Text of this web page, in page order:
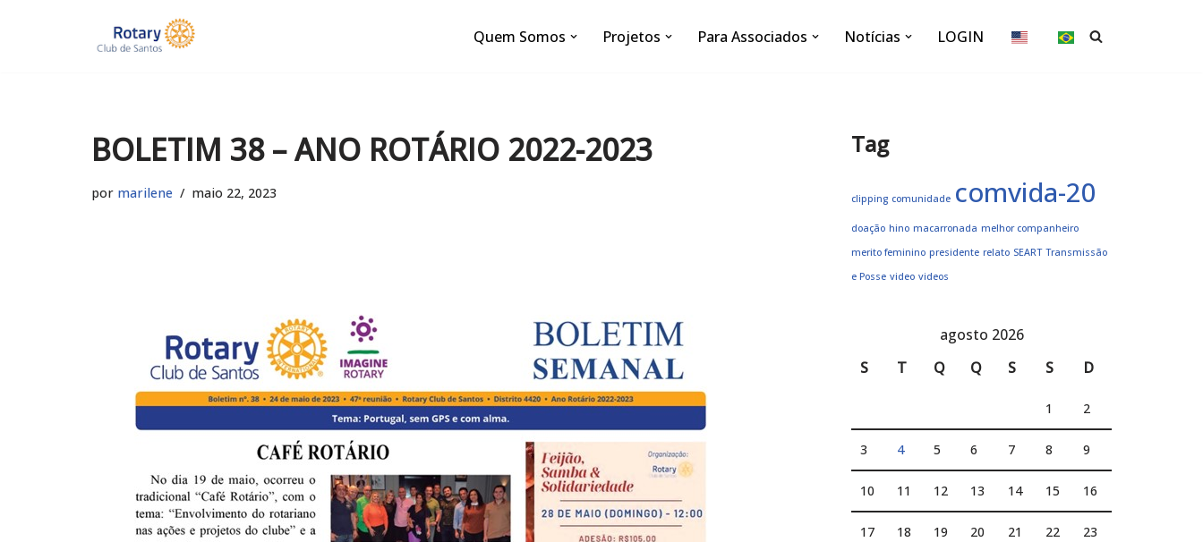
Quem Somos Projetos Para Associados Notícias LOGIN
BOLETIM 38 – ANO ROTÁRIO 2022-2023
por marilene maio 22, 2023
Tag
clipping comunidade comvida-20
doação hino macarronada melhor companheiro
merito feminino presidente relato SEART Transmissão
e Posse video videos
agosto 2026
S
T Q Q S S D
1 2
3 4 5 6 7 8 9
10 11 12 13 14 15 16
17 18 19 20 21 22 23